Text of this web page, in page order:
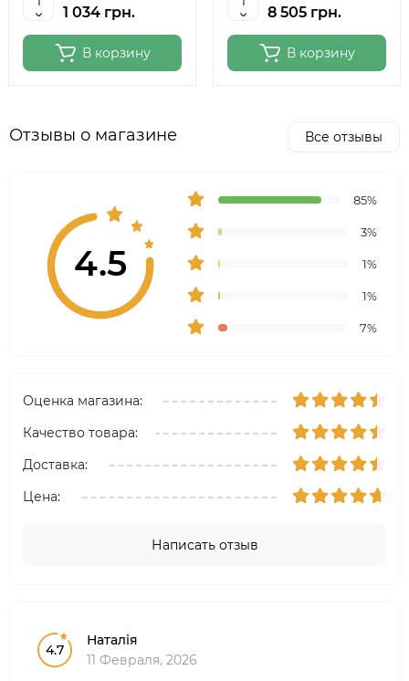
1 034 грн.
В корзину
8 505 грн.
В корзину
Отзывы о магазине Все отзывы
4.5
85%
3%
1%
1%
7%
Оценка магазина:
Качество товара:
Доставка:
Цена:
Написать отзыв
4.7
Наталія
11 Февраля, 2026